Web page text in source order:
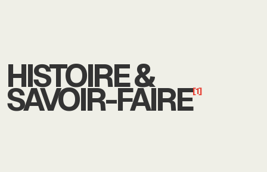
HISTOIRE &
SAVOIR-FAIRE[1]